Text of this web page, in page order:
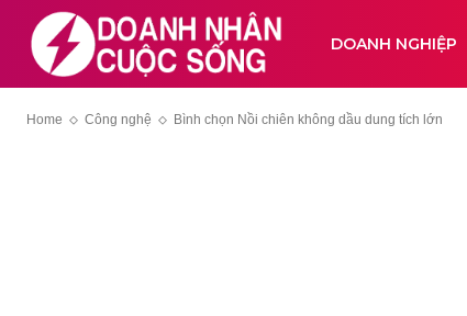
DOANH NGHIỆP
Home Công nghệ Bình chọn Nồi chiên không dầu dung tích lớn